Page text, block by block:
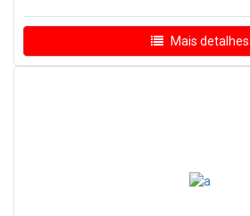
Mais detalhes